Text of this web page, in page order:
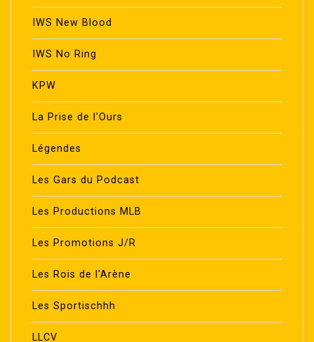
IWS New Blood
IWS No Ring
KPW
La Prise de l'Ours
Légendes
Les Gars du Podcast
Les Productions MLB
Les Promotions J/R
Les Rois de l'Arène
Les Sportischhh
LLCV